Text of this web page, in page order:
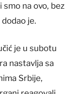
na ovo, bez
je.
je u subotu
nastavlja sa
Srbije,